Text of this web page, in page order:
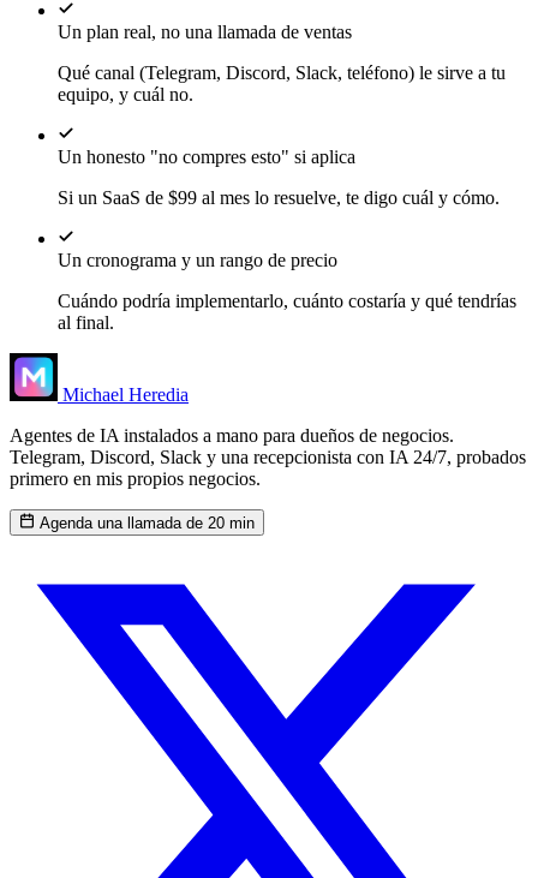
Un plan real, no una llamada de ventas
Qué canal (Telegram, Discord, Slack, teléfono) le sirve a tu
equipo, y cuál no.
Un honesto "no compres esto" si aplica
Si un SaaS de $99 al mes lo resuelve, te digo cuál y cómo.
Un cronograma y un rango de precio
Cuándo podría implementarlo, cuánto costaría y qué tendrías
al final.
Michael Heredia
Agentes de IA instalados a mano para dueños de negocios.
Telegram, Discord, Slack y una recepcionista con IA 24/7, probados
primero en mis propios negocios.
Agenda una llamada de 20 min